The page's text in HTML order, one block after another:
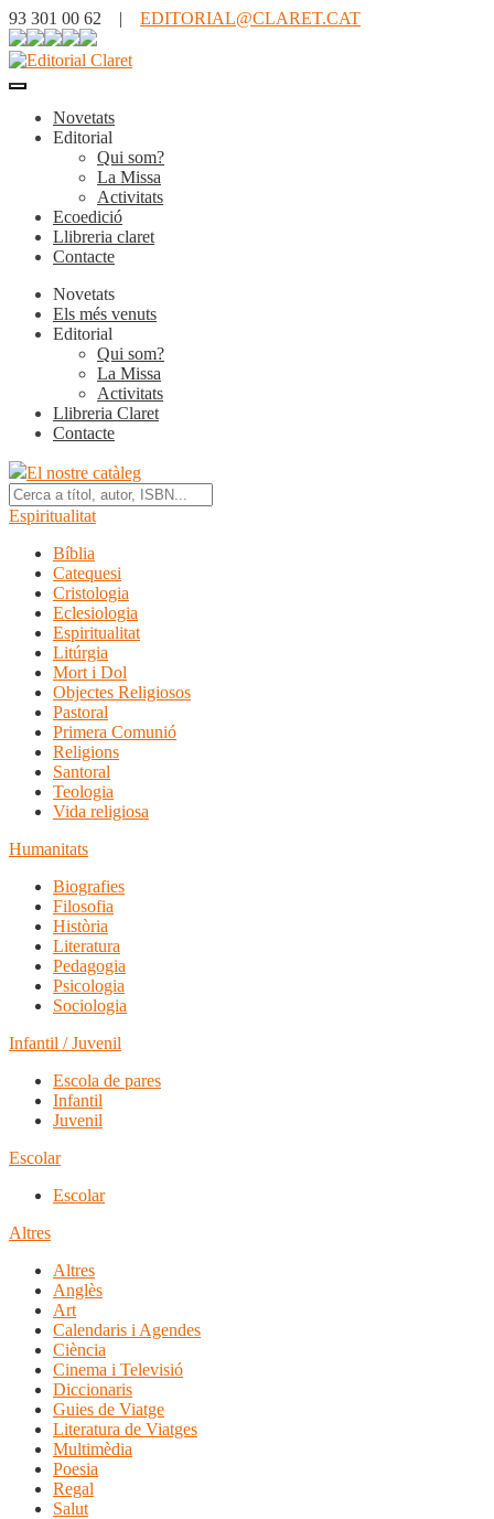
93 301 00 62 | EDITORIAL@CLARET.CAT
Novetats
Editorial
Qui som?
La Missa
Activitats
Ecoedició
Llibreria claret
Contacte
Novetats
Els més venuts
Editorial
Qui som?
La Missa
Activitats
Llibreria Claret
Contacte
El nostre catàleg
Espiritualitat
Bíblia
Catequesi
Cristologia
Eclesiologia
Espiritualitat
Litúrgia
Mort i Dol
Objectes Religiosos
Pastoral
Primera Comunió
Religions
Santoral
Teologia
Vida religiosa
Humanitats
Biografies
Filosofia
Història
Literatura
Pedagogia
Psicologia
Sociologia
Infantil / Juvenil
Escola de pares
Infantil
Juvenil
Escolar
Escolar
Altres
Altres
Anglès
Art
Calendaris i Agendes
Ciència
Cinema i Televisió
Diccionaris
Guies de Viatge
Literatura de Viatges
Multimèdia
Poesia
Regal
Salut